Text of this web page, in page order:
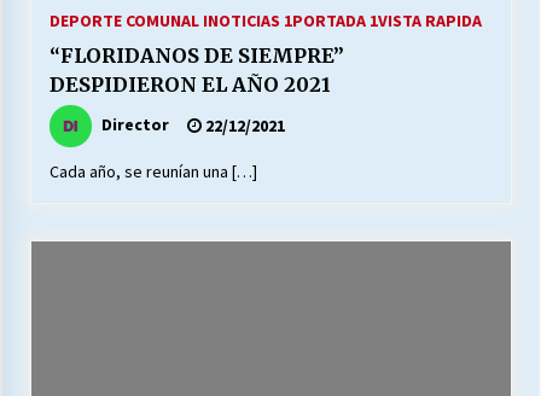
MUNICIPALIDAD, TRABAJADORES, CLIMA
LABORAL:
13/07/2026
Escuela hospitalaria El Carmen de Maipu.
DEPORTE COMUNAL INOTICIAS 1PORTADA 1VISTA RAPIDA
“FLORIDANOS DE SIEMPRE”
DESPIDIERON EL AÑO 2021
Director 22/12/2021
Cada año, se reunían una […]